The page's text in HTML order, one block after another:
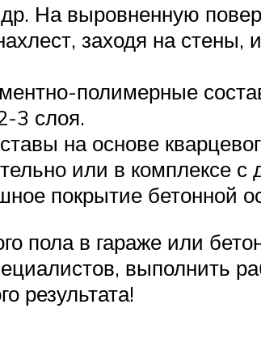
На выровненную
заходя на стены,
полимерные
3 слоя.
на основе
или в комплексе с
покрытие бетонной
пола в гараже или
выполнить
результата!